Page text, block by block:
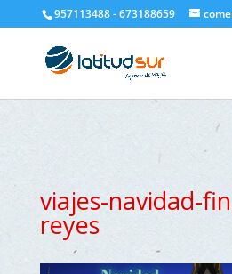
google-site-
3k
957113488 - 673188659
viajes-navidad-
reyes